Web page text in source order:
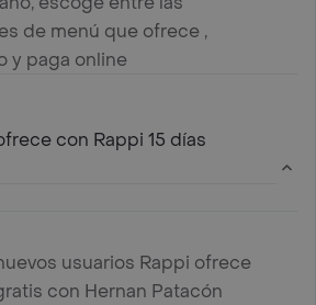
de menú que ofrece ,
y paga online
con Rappi 15 días
usuarios Rappi ofrece
con Hernan Patacón